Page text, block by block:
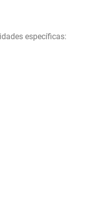
específicas: